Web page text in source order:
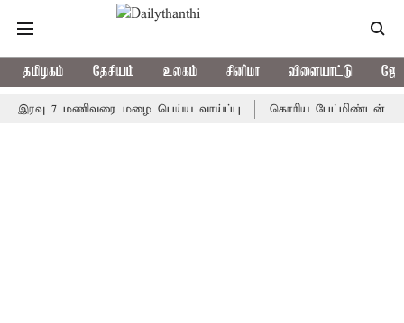
தமிழகம் தேசியம் உலகம் சினிமா விளையாட்டு
7 மணிவரை மழை பெய்ய வாய்ப்பு கொரிய பேட்மிண்டன் இறுதி